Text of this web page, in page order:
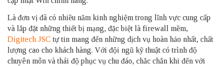
Là đơn vị đã có nhiều năm kinh nghiệm trong lĩnh vực cung cấp
và lắp đặt những thiết bị mạng, đặc biệt là firewall mềm,
Digitech JSC tự tin mang đến những dịch vụ hoàn hảo nhất, chất
lượng cao cho khách hàng. Với đội ngũ kỹ thuật có trình độ
chuyên môn và thái độ phục vụ chu đáo, chắc chắn khi đến với